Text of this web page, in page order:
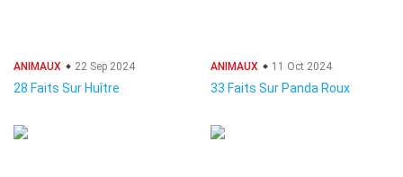
ANIMAUX 22 Sep 2024
28 Faits Sur Huître
ANIMAUX 11 Oct 2024
33 Faits Sur Panda Roux